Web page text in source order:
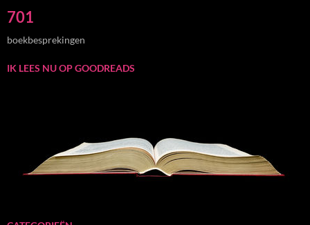
701
boekbesprekingen
IK LEES NU OP GOODREADS